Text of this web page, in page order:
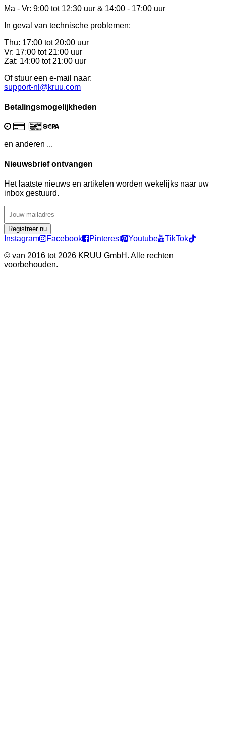
Ma - Vr: 9:00 tot 12:30 uur & 14:00 - 17:00 uur
In geval van technische problemen:
Thu: 17:00 tot 20:00 uur
Vr: 17:00 tot 21:00 uur
Zat: 14:00 tot 21:00 uur
Of stuur een e-mail naar:
support-nl@kruu.com
Betalingsmogelijkheden
en anderen ...
Nieuwsbrief ontvangen
Het laatste nieuws en artikelen worden wekelijks naar uw
inbox gestuurd.
Registreer nu
Instagram Facebook Pinterest Youtube
TikTok
© van 2016 tot 2026 KRUU GmbH. Alle rechten
voorbehouden.